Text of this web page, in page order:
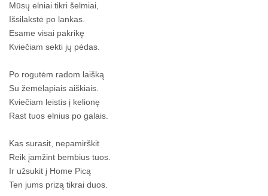
Mūsų elniai tikri šelmiai,
Išsilakstė po lankas.
Esame visai pakrikę
Kviečiam sekti jų pėdas.
Po rogutėm radom laišką
Su žemėlapiais aiškiais.
Kviečiam leistis į kelionę
Rast tuos elnius po galais.
Kas surasit, nepamirškit
Reik įamžint bembius tuos.
Ir užsukit į Home Picą
Ten jums prizą tikrai duos.